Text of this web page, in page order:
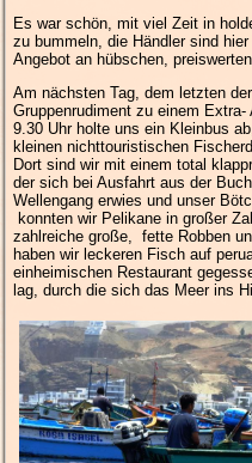
Es war schön, mit viel Zeit in
zu bummeln, die Händler sind
Angebot an hübschen,
Am nächsten Tag, dem letzten
Gruppenrudiment zu einem
9.30 Uhr holte uns ein Kleinbus
kleinen nichttouristischen
Dort sind wir mit einem total
der sich bei Ausfahrt aus der
Wellengang erwies und unser
konnten wir Pelikane in großer
zahlreiche große, fette Robben
haben wir leckeren Fisch auf
einheimischen Restaurant
lag, durch die sich das Meer ins